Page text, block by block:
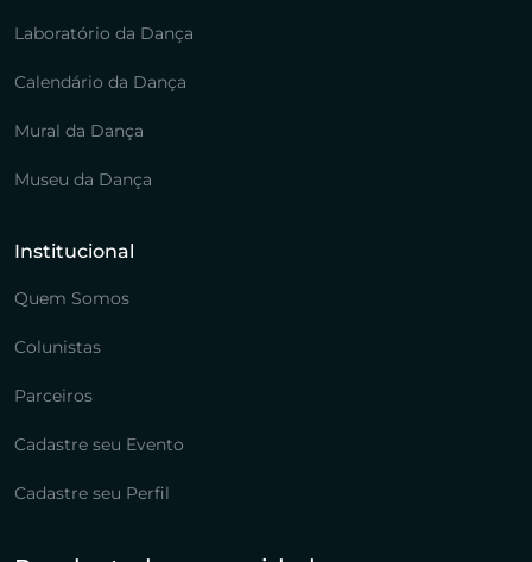
Laboratório da Dança
Calendário da Dança
Mural da Dança
Museu da Dança
Institucional
Quem Somos
Colunistas
Parceiros
Cadastre seu Evento
Cadastre seu Perfil